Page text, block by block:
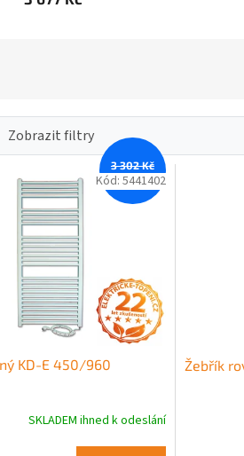
Zobrazit filtry
3 302 Kč
–11 %
KD-E 450/960
SKLADEM ihned k odeslání
Kód: 5441402
Žebřík